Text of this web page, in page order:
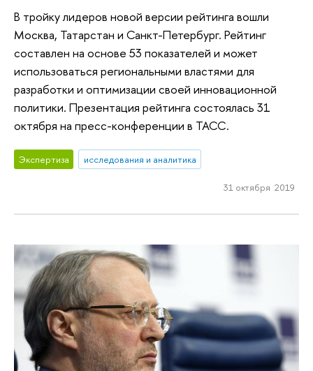
В тройку лидеров новой версии рейтинга вошли
Москва, Татарстан и Санкт-Петербург. Рейтинг
составлен на основе 53 показателей и может
использоваться региональными властями для
разработки и оптимизации своей инновационной
политики. Презентация рейтинга состоялась 31
октября на пресс-конференции в ТАСС.
Экспертиза исследования и аналитика
31 октября 2019